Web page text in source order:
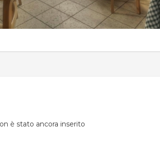
è stato ancora inserito